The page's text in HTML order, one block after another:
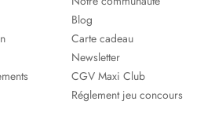
Blog
Carte cadeau
Newsletter
CGV Maxi Club
Réglement jeu concours